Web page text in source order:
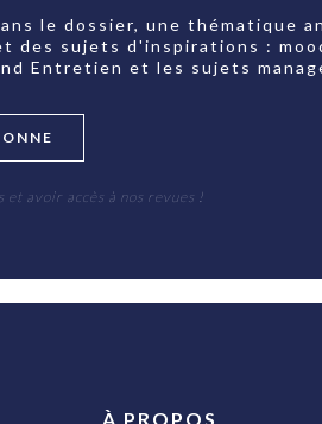
le dossier, une thématique
des sujets d'inspirations :
Entretien et les sujets
avoir accès à nos revues !
À PROPOS